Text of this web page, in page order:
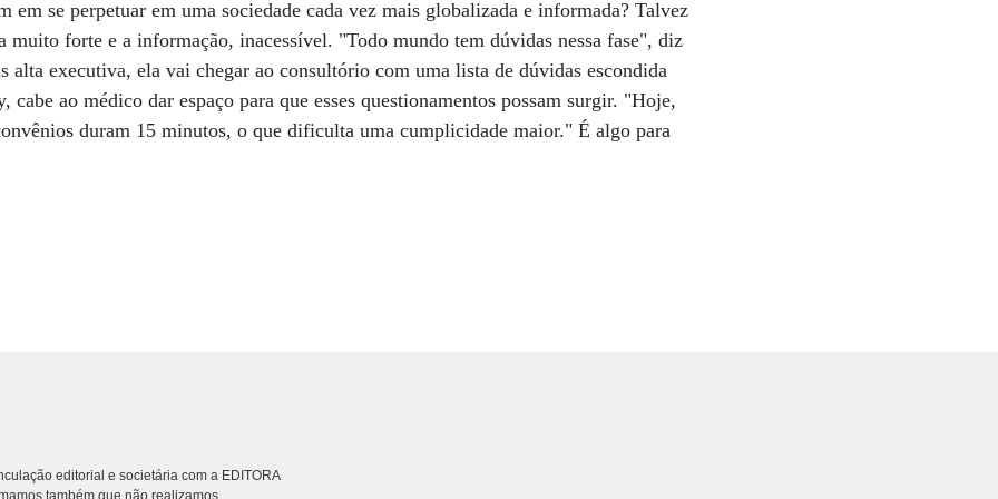
em se perpetuar em uma sociedade cada vez mais globalizada e informada? Talvez
muito forte e a informação, inacessível. "Todo mundo tem dúvidas nessa fase", diz
alta executiva, ela vai chegar ao consultório com uma lista de dúvidas escondida
cabe ao médico dar espaço para que esses questionamentos possam surgir. "Hoje,
duram 15 minutos, o que dificulta uma cumplicidade maior." É algo para
editorial e societária com a EDITORA
também que não realizamos